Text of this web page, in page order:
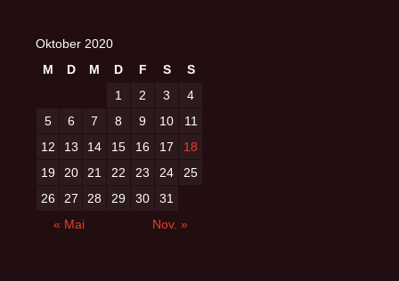
Oktober 2020
M
D M D F S
S
1
2 3
4
5
6 7 8 9 10
11
12
13 14 15 16 17
18
19
20 21 22 23 24
25
26
27 28 29 30
31
« Mai
Nov. »